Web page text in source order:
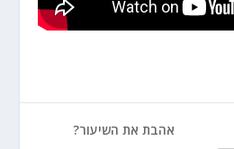
אהבת את השיעור?